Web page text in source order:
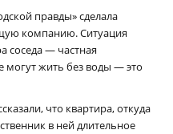
правды» сделала
компанию. Ситуация
соседа — частная
могут жить без воды — это
что квартира, откуда
в ней длительное